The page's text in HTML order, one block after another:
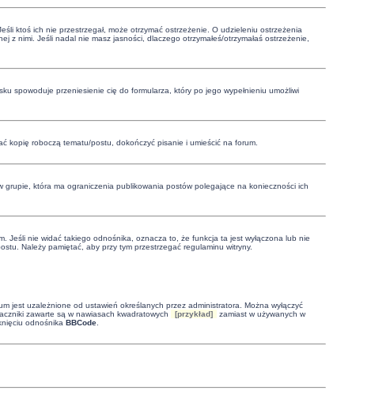
ktoś ich nie przestrzegał, może otrzymać ostrzeżenie. O udzieleniu ostrzeżenia
nimi. Jeśli nadal nie masz jasności, dlaczego otrzymałeś/otrzymałaś ostrzeżenie,
spowoduje przeniesienie cię do formularza, który po jego wypełnieniu umożliwi
kopię roboczą tematu/postu, dokończyć pisanie i umieścić na forum.
grupie, która ma ograniczenia publikowania postów polegające na konieczności ich
Jeśli nie widać takiego odnośnika, oznacza to, że funkcja ta jest wyłączona lub nie
Należy pamiętać, aby przy tym przestrzegać regulaminu witryny.
jest uzależnione od ustawień określanych przez administratora. Można wyłączyć
zawarte są w nawiasach kwadratowych
[przykład]
zamiast w używanych w
odnośnika BBCode.